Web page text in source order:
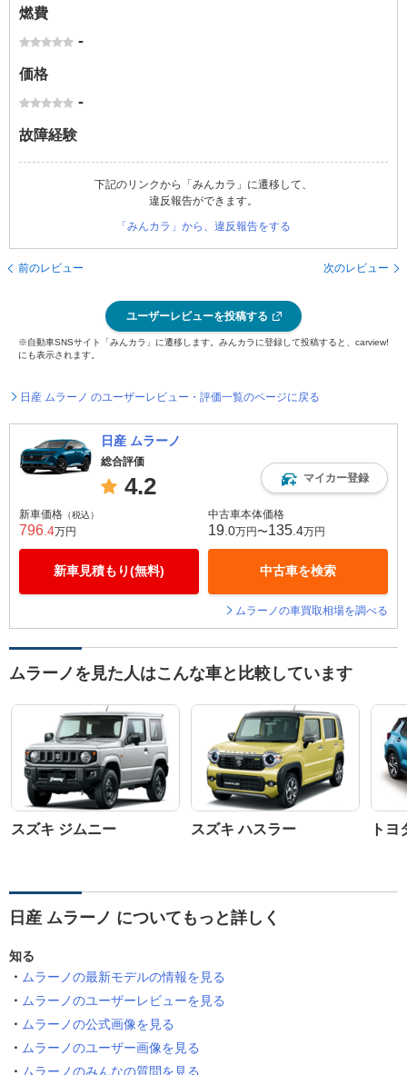
燃費
-
価格
-
故障経験
下記のリンクから「みんカラ」に遷移して、
違反報告ができます。
「みんカラ」から、違反報告をする
前のレビュー 次のレビュー
ユーザーレビューを投稿する
※自動車SNSサイト「みんカラ」に遷移します。みんカラに登録して投稿すると、carview!
にも表示されます。
日産 ムラーノ のユーザーレビュー・評価一覧のページに戻る
日産 ムラーノ
総合評価
4.2 マイカー登録
新車価格 （税込）
796 .4万円
新車見積もり(無料)
中古車本体価格
19 .0万円〜135 .4万円
中古車を検索
ムラーノの車買取相場を調べる
ムラーノを見た人はこんな車と比較しています
スズキ ジムニー スズキ ハスラー トヨ
日産 ムラーノ についてもっと詳しく
知る
ムラーノの最新モデルの情報を見る
ムラーノのユーザーレビューを見る
ムラーノの公式画像を見る
ムラーノのユーザー画像を見る
ムラーノのみんなの質問を見る